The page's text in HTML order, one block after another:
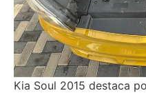
Kia Soul 2015 destaca